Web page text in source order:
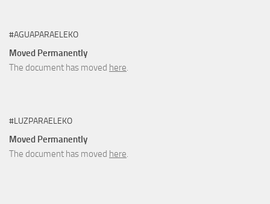
#AGUAPARAELEKO
Moved Permanently
The document has moved here.
#LUZPARAELEKO
Moved Permanently
The document has moved here.